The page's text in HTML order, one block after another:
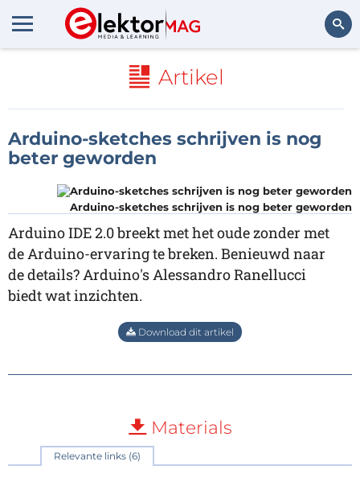
Artikel
Arduino-sketches schrijven is nog
beter geworden
Arduino-sketches schrijven is nog beter geworden
Arduino IDE 2.0 breekt met het oude zonder met
de Arduino-ervaring te breken. Benieuwd naar
de details? Arduino's Alessandro Ranellucci
biedt wat inzichten.
Download dit artikel
Materials
Relevante links (6)